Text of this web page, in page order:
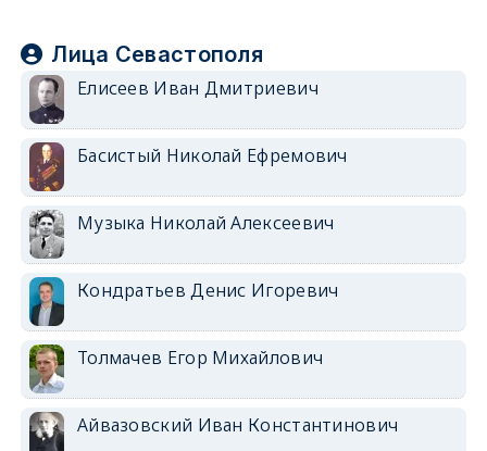
Лица Севастополя
Елисеев Иван Дмитриевич
Басистый Николай Ефремович
Музыка Николай Алексеевич
Кондратьев Денис Игоревич
Толмачев Егор Михайлович
Айвазовский Иван Константинович